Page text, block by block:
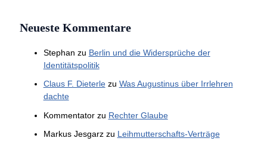
Neueste Kommentare
Stephan zu Berlin und die Widersprüche der
Identitätspolitik
Claus F. Dieterlezu Was Augustinus über Irrlehren
dachte
Kommentatorzu Rechter Glaube
Markus Jesgarzzu Leihmutterschafts-Verträge